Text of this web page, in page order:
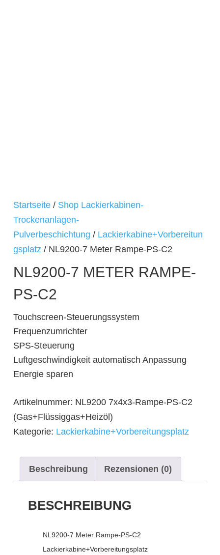
Startseite / Shop Lackierkabinen-
Trockenanlagen-
Pulverbeschichtung / Lackierkabine+Vorbereitun
gsplatz / NL9200-7 Meter Rampe-PS-C2
NL9200-7 METER RAMPE-
PS-C2
Touchscreen-Steuerungssystem
Frequenzumrichter
SPS-Steuerung
Luftgeschwindigkeit automatisch Anpassung
Energie sparen
Artikelnummer: NL9200 7x4x3-Rampe-PS-C2
(Gas+Flüssiggas+Heizöl)
Kategorie: Lackierkabine+Vorbereitungsplatz
Beschreibung Rezensionen (0)
BESCHREIBUNG
NL9200-7 Meter Rampe-PS-C2
Lackierkabine+Vorbereitungsplatz